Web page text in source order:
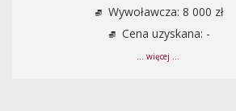
Wywoławcza: 8 000 zł
Cena uzyskana: -
... więcej ...